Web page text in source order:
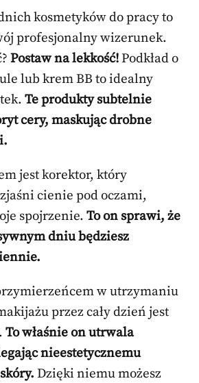
kosmetyków do pracy to
profesjonalny wizerunek.
Postaw na lekkość!Podkład o
lub krem BB to idealny
Te produkty subtelnie
cery, maskując drobne
jest korektor, który
cienie pod oczami,
spojrzenie. To on sprawi, że
dniu będziesz
w utrzymaniu
przez cały dzień jest
To właśnie on utrwala
nieestetycznemu
Dzięki niemu możesz